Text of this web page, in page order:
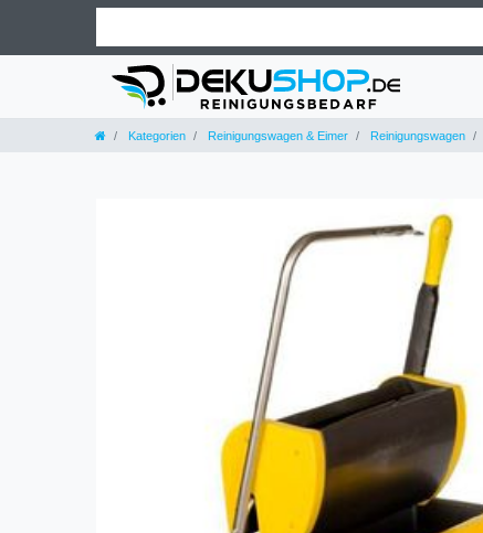
Kategorien Reinigungswagen & Eimer Reinigungswagen